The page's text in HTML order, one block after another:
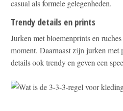
casual als formele gelegenheden.
Trendy details en prints
Jurken met bloemenprints en
moment. Daarnaast zijn jurken
details ook trendy en geven een